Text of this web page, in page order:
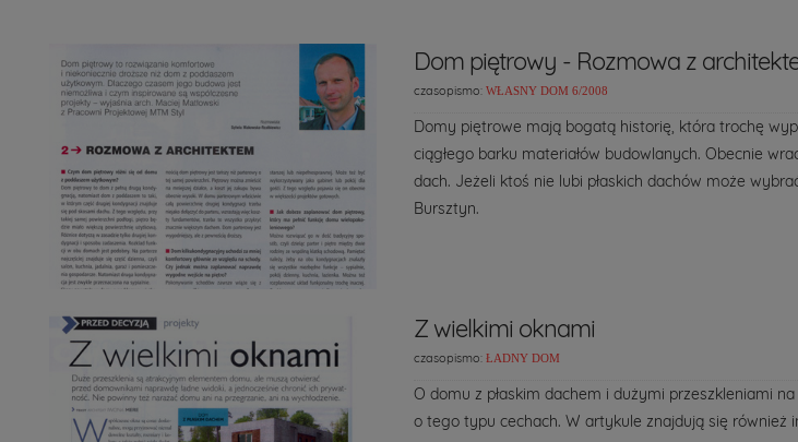
Dom piętrowy - Rozmowa z
czasopismo: WŁASNY DOM 6/2008
Domy piętrowe mają bogatą historię, która trochę
ciągłego barku materiałów budowlanych. Obecnie
dach. Jeżeli ktoś nie lubi płaskich dachów może
Bursztyn.
Z wielkimi oknami
czasopismo: ŁADNY DOM
O domu z płaskim dachem i dużymi przeszkleniami
o tego typu cechach. W artykule znajdują się